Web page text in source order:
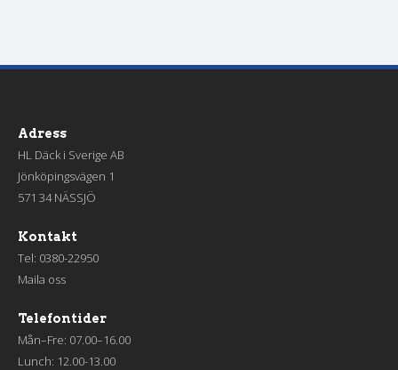
Adress
HL Däck i Sverige AB
Jönköpingsvägen 1
571 34 NÄSSJÖ
Kontakt
Tel: 0380-22950
Maila oss
Telefontider
Mån–Fre: 07.00–16.00
Lunch: 12.00-13.00